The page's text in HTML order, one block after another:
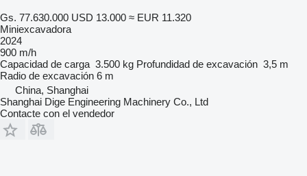
Gs. 77.630.000 USD 13.000 ≈ EUR 11.320
Miniexcavadora
2024
900 m/h
Capacidad de carga 3.500 kg Profundidad de excavación 3,5 m
Radio de excavación 6 m
China, Shanghai
Shanghai Dige Engineering Machinery Co., Ltd
Contacte con el vendedor